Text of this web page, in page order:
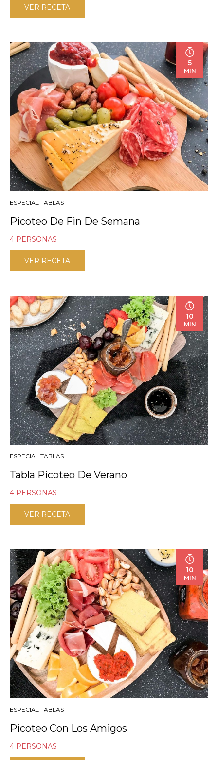
VER RECETA
5
MIN
ESPECIAL TABLAS
Picoteo De Fin De Semana
4 PERSONAS
VER RECETA
10
MIN
ESPECIAL TABLAS
Tabla Picoteo De Verano
4 PERSONAS
VER RECETA
10
MIN
ESPECIAL TABLAS
Picoteo Con Los Amigos
4 PERSONAS